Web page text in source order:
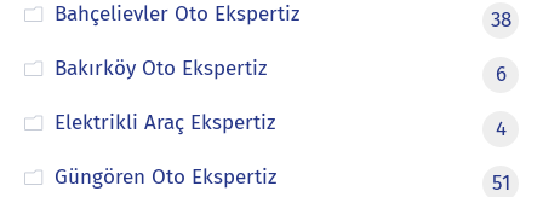
Bahçelievler Oto Ekspertiz
38
Bakırköy Oto Ekspertiz
6
Elektrikli Araç Ekspertiz
4
Güngören Oto Ekspertiz
51